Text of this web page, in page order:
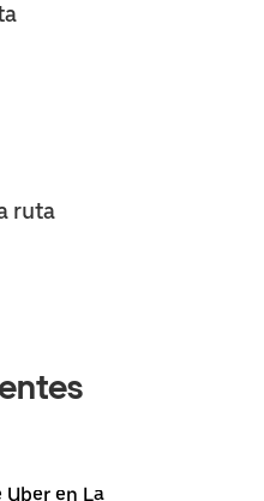
ruta
en La